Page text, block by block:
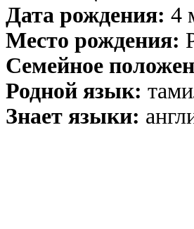
Дата рождения: 4
Место рождения:
Семейное
Родной язык:
Знает языки: